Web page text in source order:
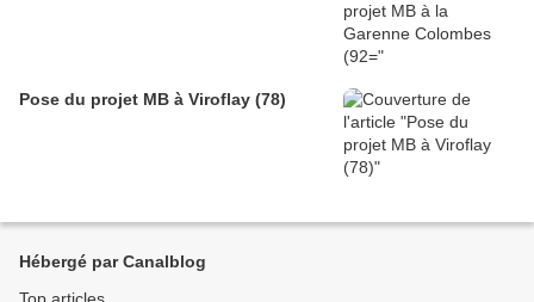
Pose du projet MB à Viroflay (78)
Hébergé par Canalblog